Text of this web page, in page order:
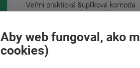
Veľmi praktická šuplíková komoda
Hany new 003je ideálnym
Detail
Aby web fungoval, ako
cookies)